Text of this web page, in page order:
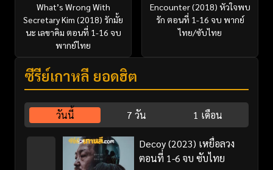
What’s Wrong With
Secretary Kim (2018) รักมั้ย
นะ เลขาคิม ตอนที่ 1-16 จบ
พากย์ไทย
Encounter (2018) หัวใจพบ
รัก ตอนที่ 1-16 จบ พากย์
ไทย/ซับไทย
ซีรี่ย์เกาหลี ยอดฮิต
วันนี้ 7 วัน 1 เดือน
Decoy (2023) เหยื่อลวง
ตอนที่ 1-6 จบ ซับไทย